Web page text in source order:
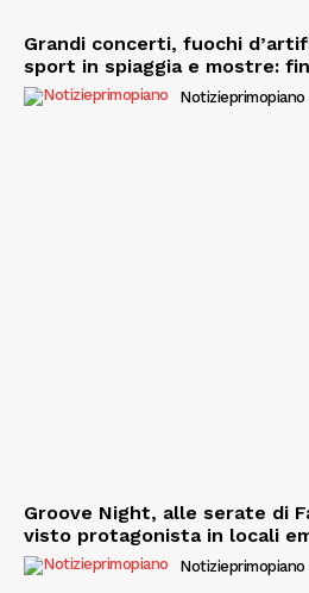
Grandi concerti, fuochi
sport in spiaggia e mostre:
Notizieprimopiano
Groove Night, alle serate di
visto protagonista in locali
Notizieprimopiano